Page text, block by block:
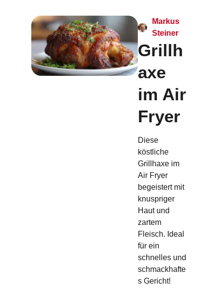
Markus
Steiner
Grillh
axe
im Air
Fryer
Diese
köstliche
Grillhaxe im
Air Fryer
begeistert mit
knuspriger
Haut und
zartem
Fleisch. Ideal
für ein
schnelles und
schmackhafte
s Gericht!